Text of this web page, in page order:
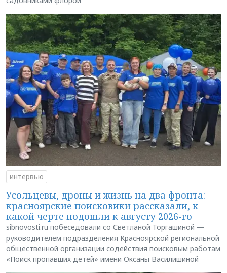
интервью
Усольцевы, дроны и жизнь на два фронта:
красноярские поисковики рассказали, к
какой черте подошли к августу 2026-го
sibnovosti.ru побеседовали со Светланой Торгашиной —
руководителем подразделения Красноярской региональной
общественной организации содействия поисковым работам
«Поиск пропавших детей» имени Оксаны Василишиной